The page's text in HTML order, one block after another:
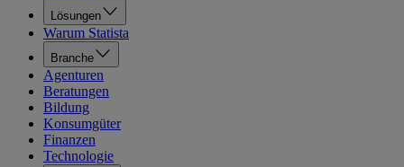
Lösungen
Warum Statista
Branche
Agenturen
Beratungen
Bildung
Konsumgüter
Finanzen
Technologie